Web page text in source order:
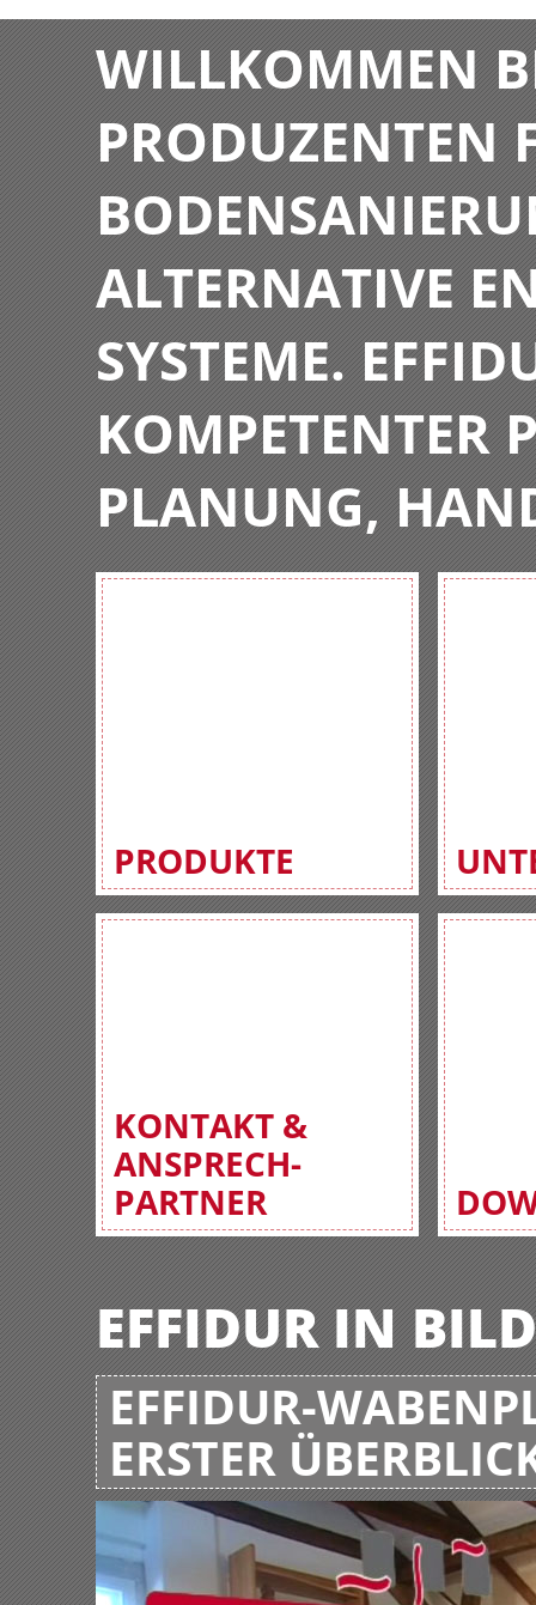
WILLKOMMEN
PRODUZENTEN
ALTERNATIVE
SYSTEME.
KOMPETENTER
PLANUNG,
PRODUKTE
KONTAKT &
ANSPRECH-
PARTNER
EFFIDUR IN
EFFIDUR-
ERSTER